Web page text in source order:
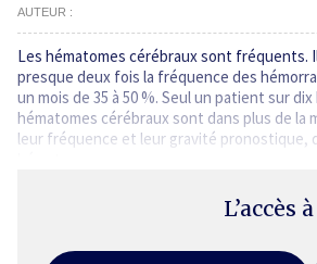
AUTEUR
Les hématomes cérébraux sont fréquents.
presque deux fois la fréquence des
un mois de 35 à 50 %. Seul un patient sur
hématomes cérébraux sont dans plus de
leur fréquence et leur gravité pronostique,
L’accès